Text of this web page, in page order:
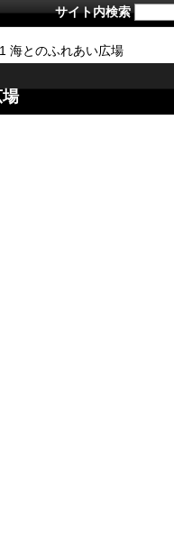
サイト内検索
海とのふれあい広場